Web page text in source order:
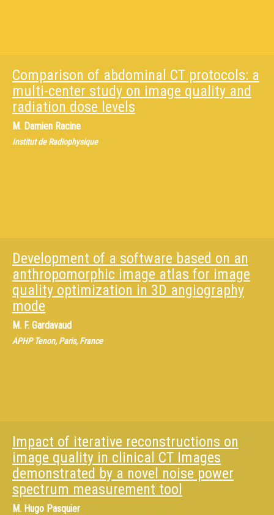
Comparison of abdominal CT protocols: a
multi-center study on image quality and
radiation dose levels
M. Damien Racine
Institut de Radiophysique
Development of a software based on an
anthropomorphic image atlas for image
quality optimization in 3D angiography
mode
M. F. Gardavaud
APHP Tenon, Paris, France
Impact of iterative reconstructions on
image quality in clinical CT Images
demonstrated by a novel noise power
spectrum measurement tool
M. Hugo Pasquier